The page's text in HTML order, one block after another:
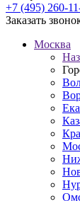
+7 (495) 260-
Заказать
Москва